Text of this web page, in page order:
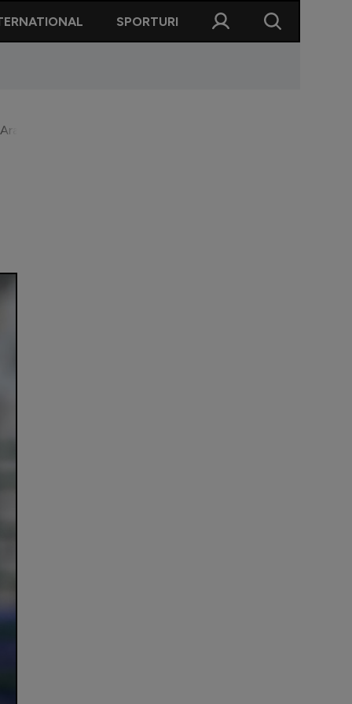
SPORTURI
Armenia: ”Avem probleme, sper că realizăm”